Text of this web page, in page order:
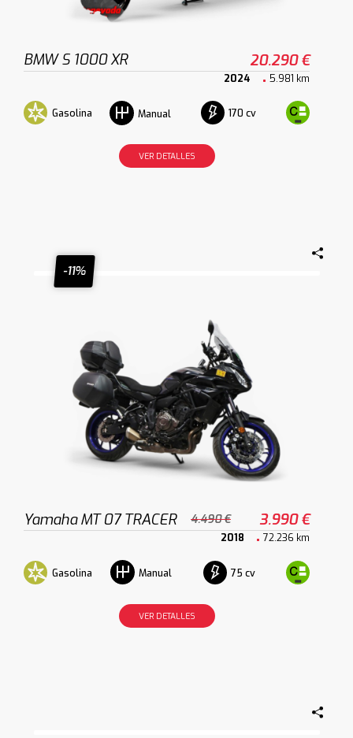
BMW S 1000 XR 20.290 €
2024 5.981 km
Gasolina Manual 170 cv
VER DETALLES
-11%
Yamaha MT 07 TRACER 4.490 € 3.990 €
2018 72.236 km
Gasolina Manual 75 cv
VER DETALLES